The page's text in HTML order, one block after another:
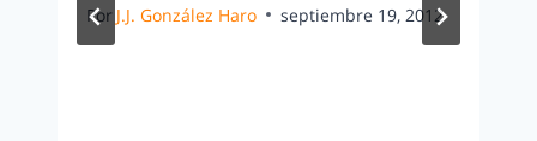
Por J.J. González Haro septiembre 19, 2012